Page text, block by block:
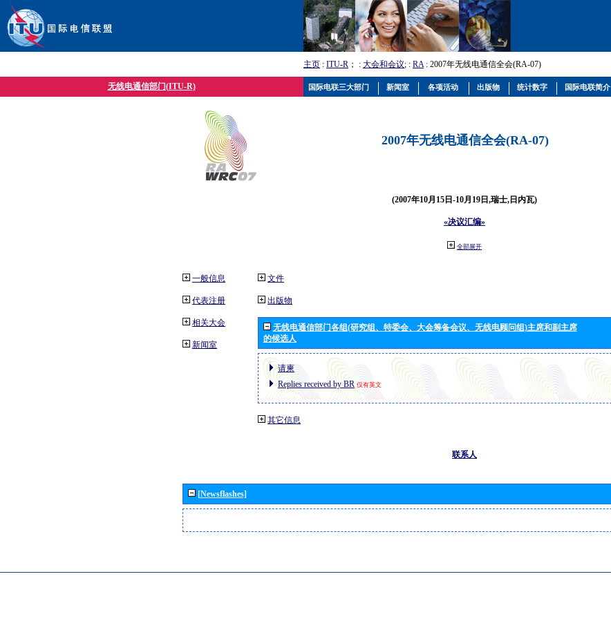
主页 : ITU-R ； : 大会和会议; : RA: 2007年无线电通信全会(RA-07)
无线电通信部门(ITU-R)
2007年无线电通信全会(RA-07)
(2007年10月15日-10月19日,瑞士,日内瓦)
«决议汇编»
全部展开
一般信息
代表注册
相关大会
新闻室
文件
出版物
无线电通信部门各组(研究组、特委会、大会筹备会议、无线电顾问组)主席和副主席
的候选人
请柬
Replies received by BR 仅有英文
其它信息
联系人
[Newsflashes]
国际电联三大部门 新闻室 各项活动 出版物 统计数字 国际电联简介